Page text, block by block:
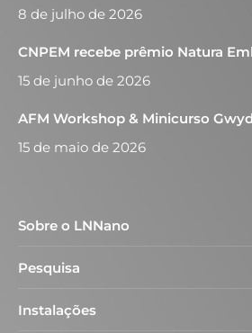
8 de julho de 2026
CNPEM recebe prêmio Natura
15 de junho de 2026
AFM Workshop & Minicurso
15 de maio de 2026
Sobre o LNNano
Pesquisa
Instalações